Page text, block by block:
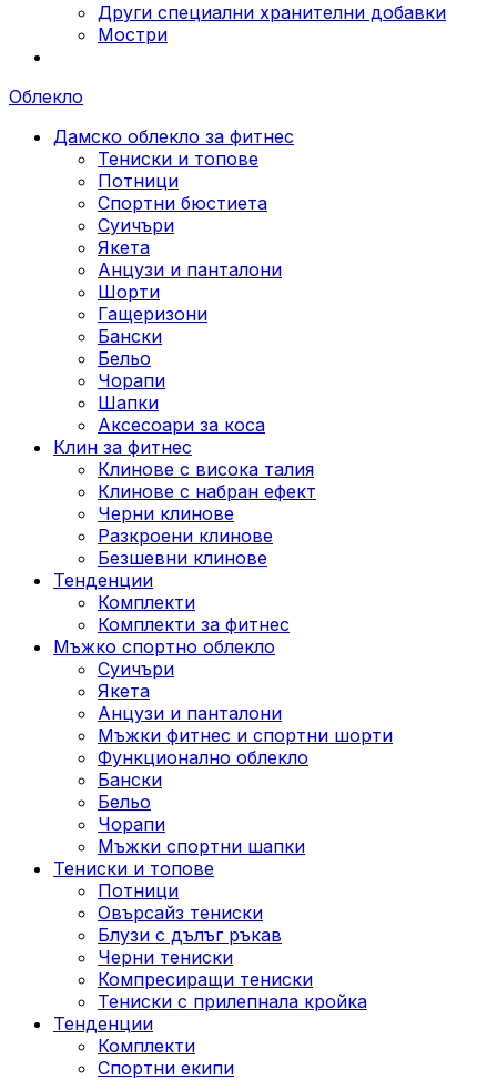
Други специални хранителни добавки
Мостри
Облекло
Дамско облекло за фитнес
Тениски и топове
Потници
Спортни бюстиета
Суичъри
Якета
Aнцузи и панталони
Шорти
Гащеризони
Бански
Бельо
Чорапи
Шапки
Аксесоари за коса
Клин за фитнес
Клинове с висока талия
Клинове с набран ефект
Черни клинове
Разкроени клинове
Безшевни клинове
Тенденции
Комплекти
Комплекти за фитнес
Мъжко спортно облекло
Суичъри
Якета
Aнцузи и панталони
Mъжки фитнес и спортни шорти
Функционално облекло
Бански
Бельо
Чорапи
Mъжки спортни шапки
Тениски и топове
Потници
Овърсайз тениски
Блузи с дълъг ръкав
Черни тениски
Компресиращи тениски
Тениски с прилепнала кройка
Тенденции
Комплекти
Спортни екипи